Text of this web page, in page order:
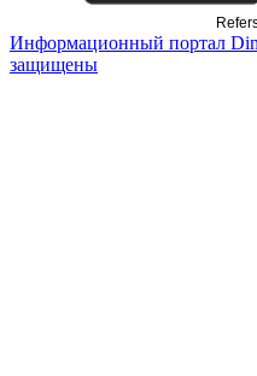
Информационный портал
защищены